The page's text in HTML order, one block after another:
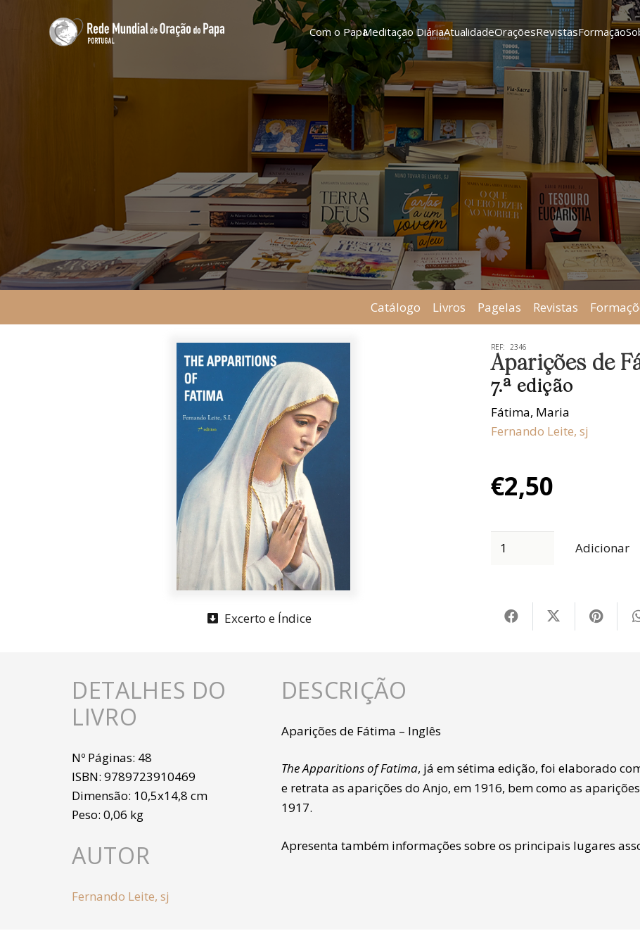
Com o PapaMeditação DiáriaAtualidadeOraçõesRevistasFormação
Catálogo Livros Pagelas Revistas
Excerto e Índice
REF: 2346
Aparições de
7.ª edição
Fátima, Maria
Fernando Leite, sj
€2,50
Adicionar
DETALHES DO
LIVRO
Nº Páginas: 48
ISBN: 9789723910469
Dimensão: 10,5x14,8 cm
Peso: 0,06 kg
AUTOR
Fernando Leite, sj
DESCRIÇÃO
Aparições de Fátima – Inglês
The Apparitions of Fatima, já em sétima edição, foi elaborado
e retrata as aparições do Anjo, em 1916, bem como as
1917.
Apresenta também informações sobre os principais lugares